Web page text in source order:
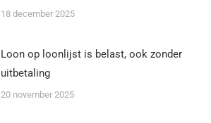
18 december 2025
Loon op loonlijst is belast, ook zonder
uitbetaling
20 november 2025